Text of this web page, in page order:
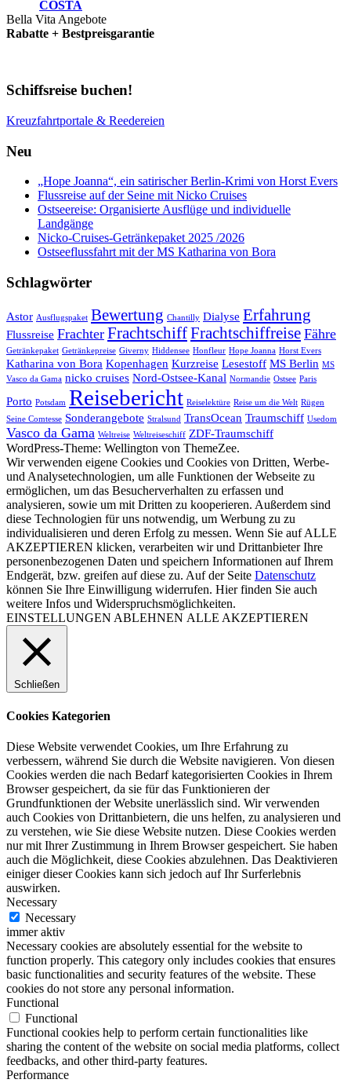
COSTA
Bella Vita Angebote
Rabatte + Bestpreisgarantie
Schiffsreise buchen!
Kreuzfahrtportale & Reedereien
Neu
„Hope Joanna“, ein satirischer Berlin-Krimi von Horst Evers
Flussreise auf der Seine mit Nicko Cruises
Ostseereise: Organisierte Ausflüge und individuelle
Landgänge
Nicko-Cruises-Getränkepaket 2025 /2026
Ostseeflussfahrt mit der MS Katharina von Bora
Schlagwörter
Astor Ausflugspaket Bewertung Chantilly Dialyse Erfahrung
Flussreise Frachter FrachtschiffFrachtschiffreise Fähre
Getränkepaket Getränkepreise Giverny Hiddensee Honfleur Hope Joanna Horst Evers
Katharina von Bora Kopenhagen Kurzreise Lesestoff MS Berlin MS
Vasco da Gama nicko cruises Nord-Ostsee-Kanal Normandie Ostsee Paris
Porto Potsdam Reisebericht Reiselektüre Reise um die Welt Rügen
Seine Comtesse Sonderangebote Stralsund TransOcean Traumschiff Usedom
Vasco da Gama Weltreise Weltreiseschiff ZDF-Traumschiff
WordPress-Theme: Wellington von ThemeZee.
Wir verwenden eigene Cookies und Cookies von Dritten, Werbe-
und Analysetechnologien, um alle Funktionen der Webseite zu
ermöglichen, um das Besucherverhalten zu erfassen und
analysieren, sowie um mit Dritten zu kooperieren. Außerdem sind
diese Technologien für uns notwendig, um Werbung zu zu
individualisieren und deren Erfolg zu messen. Wenn Sie auf ALLE
AKZEPTIEREN klicken, verarbeiten wir und Drittanbieter Ihre
personenbezogenen Daten und speichern Informationen auf Ihrem
Endgerät, bzw. greifen auf diese zu. Auf der Seite Datenschutz
können Sie Ihre Einwilligung widerrufen. Hier finden Sie auch
weitere Infos und Widerspruchsmöglichkeiten.
EINSTELLUNGEN ABLEHNEN ALLE AKZEPTIEREN
Schließen
Cookies Kategorien
Diese Website verwendet Cookies, um Ihre Erfahrung zu
verbessern, während Sie durch die Website navigieren. Von diesen
Cookies werden die nach Bedarf kategorisierten Cookies in Ihrem
Browser gespeichert, da sie für das Funktionieren der
Grundfunktionen der Website unerlässlich sind. Wir verwenden
auch Cookies von Drittanbietern, die uns helfen, zu analysieren und
zu verstehen, wie Sie diese Website nutzen. Diese Cookies werden
nur mit Ihrer Zustimmung in Ihrem Browser gespeichert. Sie haben
auch die Möglichkeit, diese Cookies abzulehnen. Das Deaktivieren
einiger dieser Cookies kann sich jedoch auf Ihr Surferlebnis
auswirken.
Necessary
Necessary
immer aktiv
Necessary cookies are absolutely essential for the website to
function properly. This category only includes cookies that ensures
basic functionalities and security features of the website. These
cookies do not store any personal information.
Functional
Functional
Functional cookies help to perform certain functionalities like
sharing the content of the website on social media platforms, collect
feedbacks, and other third-party features.
Performance